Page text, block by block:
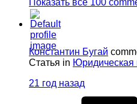
Показать все 100
Константин Бугай
Статья in Юридическая
21 год назад